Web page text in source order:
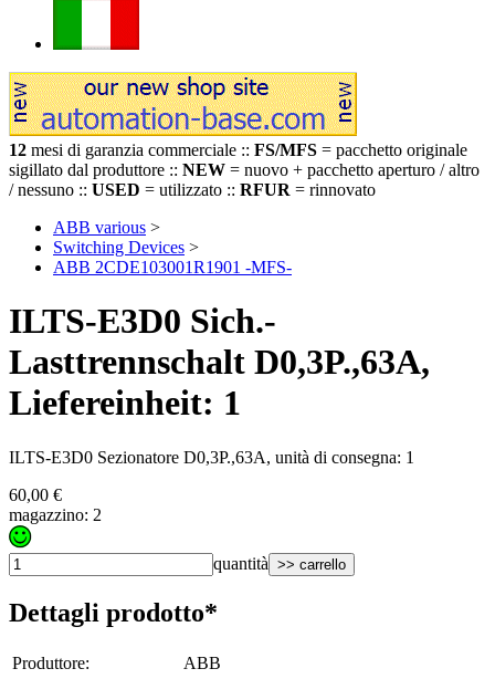
12 mesi di garanzia commerciale :: FS/MFS = pacchetto originale
sigillato dal produttore :: NEW = nuovo + pacchetto aperturo / altro
/ nessuno :: USED = utilizzato :: RFUR = rinnovato
ABB various >
Switching Devices >
ABB 2CDE103001R1901 -MFS-
ILTS-E3D0 Sich.-
Lasttrennschalt D0,3P.,63A,
Liefereinheit: 1
ILTS-E3D0 Sezionatore D0,3P.,63A, unità di consegna: 1
60,00 €
magazzino: 2
quantità >> carrello
Dettagli prodotto*
Produttore:
ABB